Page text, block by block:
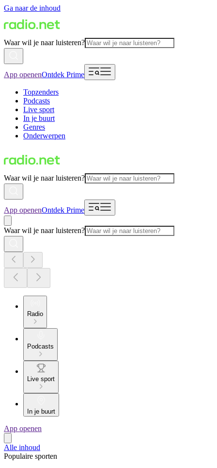
Ga naar de inhoud
Waar wil je naar luisteren?
App openenOntdek Prime
Topzenders
Podcasts
Live sport
In je buurt
Genres
Onderwerpen
Waar wil je naar luisteren?
App openenOntdek Prime
Waar wil je naar luisteren?
Radio
Podcasts
Live sport
In je buurt
App openen
Alle inhoud
Populaire sporten